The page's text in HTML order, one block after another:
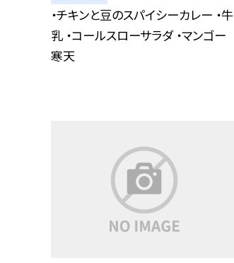
・チキンと豆のスパイシーカレー ・牛
乳 ・コールスローサラダ ・マンゴー
寒天